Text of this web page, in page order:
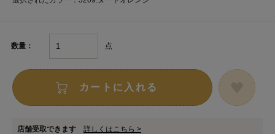
数量： 点
カートに入れる
店舗受取できます 詳しくはこちら >